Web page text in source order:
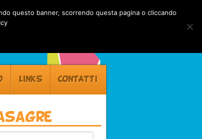
LINKS CONTATTI
questo banner, scorrendo questa pagina o cliccando